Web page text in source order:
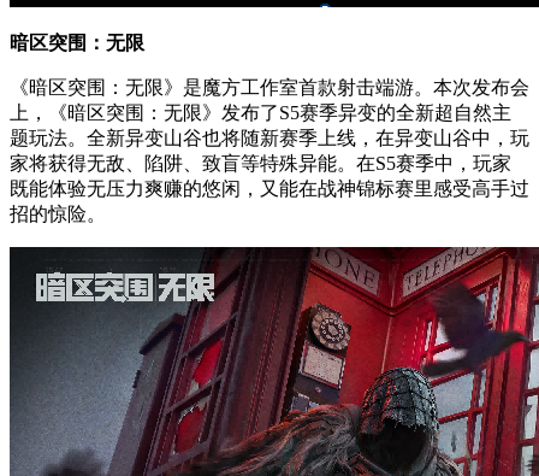
暗区突围：无限
《暗区突围：无限》是魔方工作室首款射击端游。本次发布会
上，《暗区突围：无限》发布了S5赛季异变的全新超自然主
题玩法。全新异变山谷也将随新赛季上线，在异变山谷中，玩
家将获得无敌、陷阱、致盲等特殊异能。在S5赛季中，玩家
既能体验无压力爽赚的悠闲，又能在战神锦标赛里感受高手过
招的惊险。